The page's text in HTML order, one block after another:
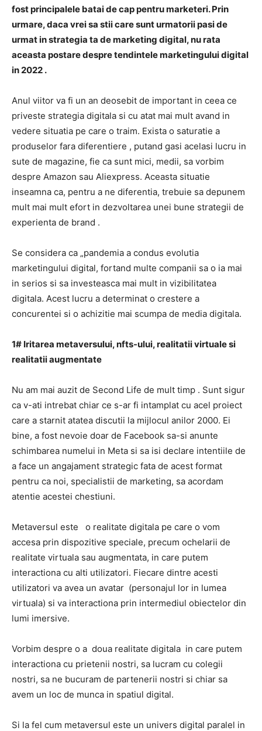
fost principalele batai de cap pentru marketeri. Prin
urmare, daca vrei sa stii care sunt urmatorii pasi de
urmat in strategia ta de marketing digital, nu rata
aceasta postare despretendintele marketingului digital
in 2022 .
Anul viitor va fi un an deosebit de important in ceea ce
priveste strategia digitala si cu atat mai mult avand in
vedere situatia pe care o traim. Exista o saturatie a
produselor fara diferentiere , putand gasi acelasi lucru in
sute de magazine, fie ca sunt mici, medii, sa vorbim
despre Amazon sau Aliexpress. Aceasta situatie
inseamna ca, pentru a ne diferentia, trebuie sa depunem
mult mai mult efort in dezvoltarea unei bune strategii de
experienta de brand .
Se considera ca „pandemia a condus evolutia
marketingului digital, fortand multe companii sa o ia mai
in serios si sa investeasca mai mult in vizibilitatea
digitala. Acest lucru a determinat o crestere a
concurentei si o achizitie mai scumpa de media digitala.
1# Iritarea metaversului, nfts-ului, realitatii virtuale si
realitatii augmentate
Nu am mai auzit de Second Life de mult timp . Sunt sigur
ca v-ati intrebat chiar ce s-ar fi intamplat cu acel proiect
care a starnit atatea discutii la mijlocul anilor 2000. Ei
bine, a fost nevoie doar de Facebook sa-si anunte
schimbarea numelui in Meta si sa isi declare intentiile de
a face un angajament strategic fata de acest format
pentru ca noi, specialistii de marketing, sa acordam
atentie acestei chestiuni.
Metaversul este
o realitate digitala pe care o vom
accesa prin dispozitive speciale, precum ochelarii de
realitate virtuala sau augmentata, in care putem
interactiona cu alti utilizatori. Fiecare dintre acesti
utilizatori va avea un avatar (personajul lor in lumea
virtuala) si va interactiona prin intermediul obiectelor din
lumi imersive.
Vorbim despre o a doua realitate digitala in care putem
interactiona cu prietenii nostri, sa lucram cu colegii
nostri, sa ne bucuram de partenerii nostri si chiar sa
avem un loc de munca in spatiul digital.
Si la fel cum metaversul este un univers digital paralel in